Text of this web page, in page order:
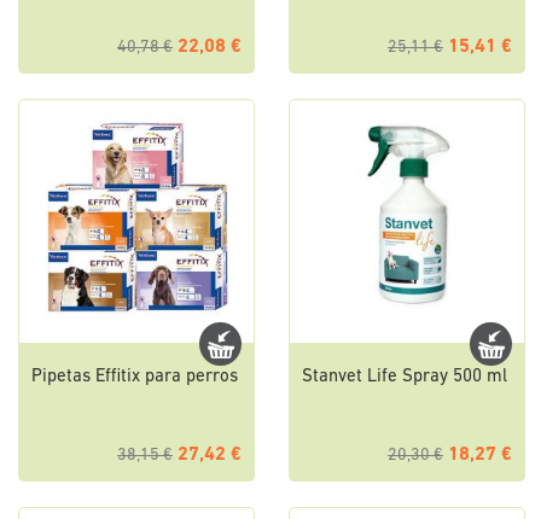
40,78 € 22,08 € 25,11 € 15,41 €
Pipetas Effitix para perros
38,15 € 27,42 €
Stanvet Life Spray 500 ml
20,30 € 18,27 €